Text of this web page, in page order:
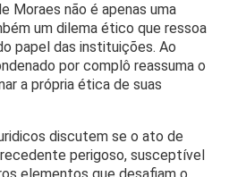
Moraes não é apenas uma
um dilema ético que ressoa
papel das instituições. Ao
por complô reassuma o
a própria ética de suas
discutem se o ato de
perigoso, susceptível